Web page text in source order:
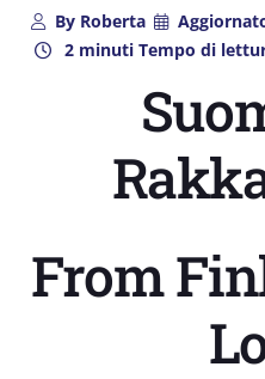
ByRoberta
2 minuti Tempo di
From